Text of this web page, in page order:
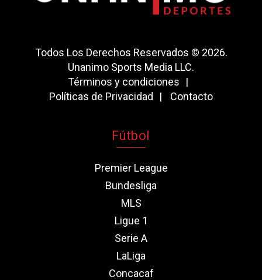
Todos Los Derechos Reservados © 2026.
Unanimo Sports Media LLC.
Términos y condiciones
Políticas de Privacidad
Contacto
Fútbol
Premier League
Bundesliga
MLS
Ligue 1
Serie A
LaLiga
Concacaf